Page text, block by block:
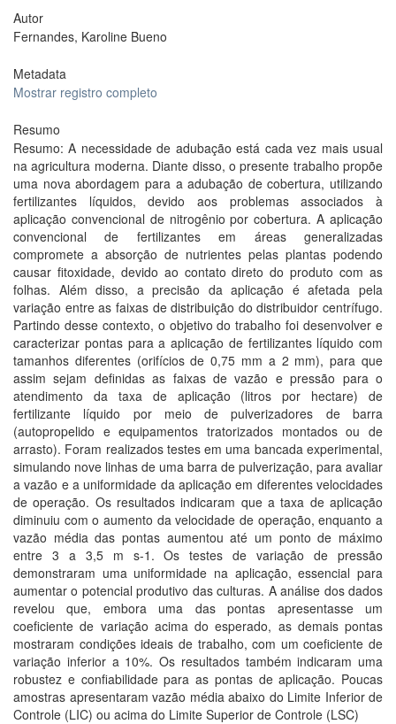
Autor
Fernandes, Karoline Bueno
Metadata
Mostrar registro completo
Resumo
Resumo: A necessidade de adubação está cada vez mais usual
na agricultura moderna. Diante disso, o presente trabalho propõe
uma nova abordagem para a adubação de cobertura, utilizando
fertilizantes líquidos, devido aos problemas associados à
aplicação convencional de nitrogênio por cobertura. A aplicação
convencional de fertilizantes em áreas generalizadas
compromete a absorção de nutrientes pelas plantas podendo
causar fitoxidade, devido ao contato direto do produto com as
folhas. Além disso, a precisão da aplicação é afetada pela
variação entre as faixas de distribuição do distribuidor centrífugo.
Partindo desse contexto, o objetivo do trabalho foi desenvolver e
caracterizar pontas para a aplicação de fertilizantes líquido com
tamanhos diferentes (orifícios de 0,75 mm a 2 mm), para que
assim sejam definidas as faixas de vazão e pressão para o
atendimento da taxa de aplicação (litros por hectare) de
fertilizante líquido por meio de pulverizadores de barra
(autopropelido e equipamentos tratorizados montados ou de
arrasto). Foram realizados testes em uma bancada experimental,
simulando nove linhas de uma barra de pulverização, para avaliar
a vazão e a uniformidade da aplicação em diferentes velocidades
de operação. Os resultados indicaram que a taxa de aplicação
diminuiu com o aumento da velocidade de operação, enquanto a
vazão média das pontas aumentou até um ponto de máximo
entre 3 a 3,5 m s-1. Os testes de variação de pressão
demonstraram uma uniformidade na aplicação, essencial para
aumentar o potencial produtivo das culturas. A análise dos dados
revelou que, embora uma das pontas apresentasse um
coeficiente de variação acima do esperado, as demais pontas
mostraram condições ideais de trabalho, com um coeficiente de
variação inferior a 10%. Os resultados também indicaram uma
robustez e confiabilidade para as pontas de aplicação. Poucas
amostras apresentaram vazão média abaixo do Limite Inferior de
Controle (LIC) ou acima do Limite Superior de Controle (LSC)